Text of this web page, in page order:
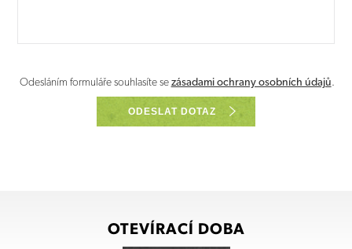
Odesláním formuláře souhlasíte sezásadami ochrany osobních údajů.
ODESLAT DOTAZ
OTEVÍRACÍ DOBA